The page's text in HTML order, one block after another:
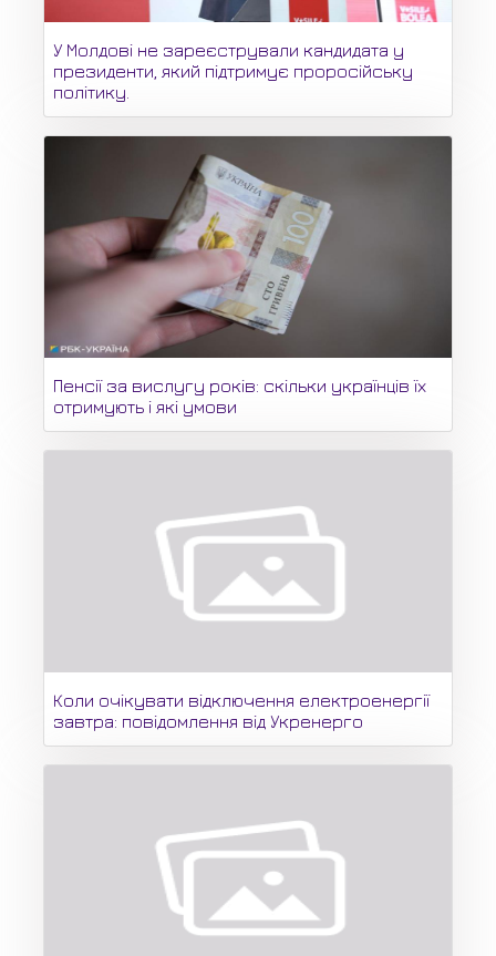
У Молдові не зареєстрували кандидата у
президенти, який підтримує проросійську
політику.
Пенсії за вислугу років: скільки українців їх
отримують і які умови
Коли очікувати відключення електроенергії
завтра: повідомлення від Укренерго